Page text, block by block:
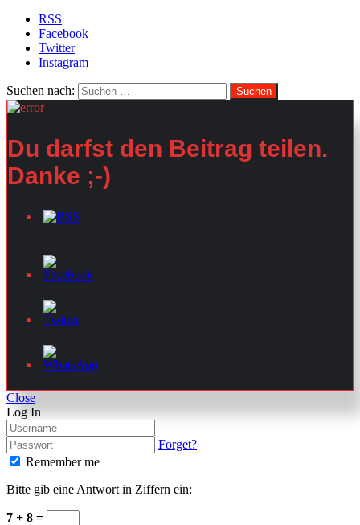
RSS
Facebook
Twitter
Instagram
Suchen nach:
Du darfst den Beitrag teilen.
Danke ;-)
Close
Log In
Forget?
Remember me
Bitte gib eine Antwort in Ziffern ein:
7 + 8 =